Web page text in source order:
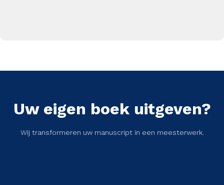
Uw eigen boek uitgeven?
Wij transformeren uw manuscript in een meesterwerk.